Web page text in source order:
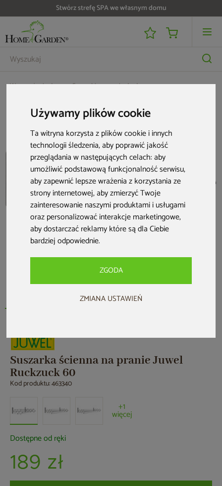
Używamy plików cookie
Ta witryna korzysta z plików cookie i innych
technologii śledzenia, aby poprawić jakość
przeglądania w następujących celach:aby
umożliwić podstawową funkcjonalność serwisu,
aby zapewnić lepsze wrażenia z korzystania ze
strony internetowej,aby zmierzyć Twoje
zainteresowanie naszymi produktami i usługami
oraz personalizować interakcje marketingowe,
aby dostarczać reklamy które są dla Ciebie
bardziej odpowiednie.
ZGODA
ZMIANA USTAWIEŃ
Stwórz strefę SPA we własnym domu
Wyposażenie domu
Suszarki na pranie do domu
Suszarka ścienna na pranie Juwel
Ruckzuck 60
Kod produktu: 463340
+1
więcej
Dostępne od ręki
189 zł